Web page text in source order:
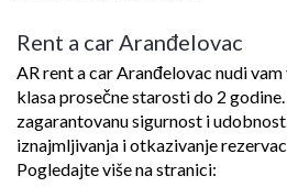
Rent a car Aranđelovac
AR rent a car Aranđelovac nudi
klasa prosečne starosti do 2
zagarantovanu sigurnost i
iznajmljivanja i otkazivanje
Pogledajte više na stranici: